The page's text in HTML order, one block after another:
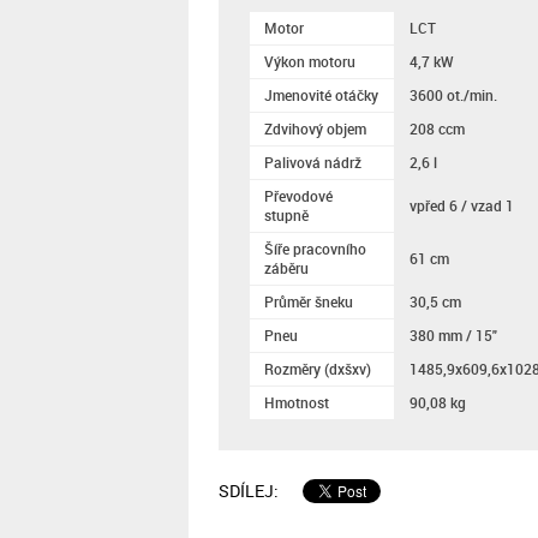
Motor
LCT
Výkon motoru
4,7 kW
Jmenovité otáčky
3600 ot./min.
Zdvihový objem
208 ccm
Palivová nádrž
2,6 l
Převodové
stupně
vpřed 6 / vzad 1
Šíře pracovního
záběru
61 cm
Průměr šneku
30,5 cm
Pneu
380 mm / 15″
Rozměry (dxšxv)
Hmotnost
90,08 kg
SDÍLEJ: